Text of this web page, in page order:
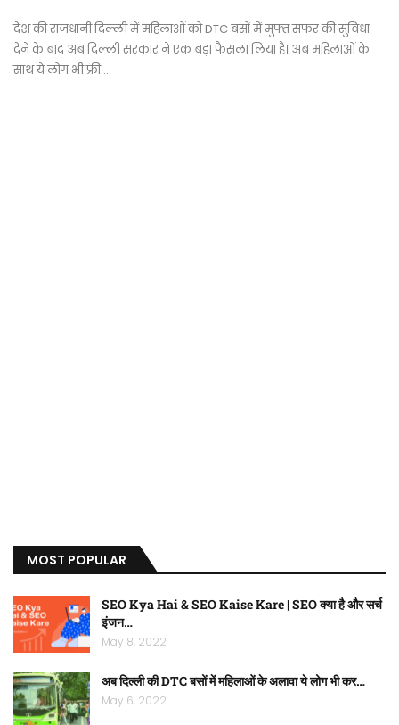
देश की राजधानी दिल्ली में महिलाओं को DTC बसों में मुफ्त सफर की सुविधा
देने के बाद अब दिल्ली सरकार ने एक बड़ा फैसला लिया है। अब महिलाओं के
साथ ये लोग भी फ्री…
MOST POPULAR
SEO Kya Hai & SEO Kaise Kare | SEO क्या है और सर्च
इंजन…
May 8, 2022
अब दिल्ली की DTC बसों में महिलाओं के अलावा ये लोग भी कर…
May 6, 2022